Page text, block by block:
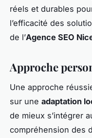
réels et durables
l’efficacité des
de l’Agence SEO
Approche
Une approche
sur une adaptation
de mieux s’intégrer
compréhension des